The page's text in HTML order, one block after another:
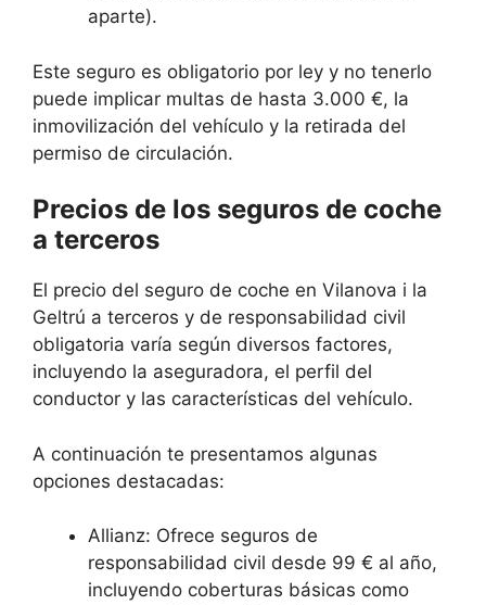
aparte).
Este seguro es obligatorio por ley y no tenerlo
puede implicar multas de hasta 3.000 €, la
inmovilización del vehículo y la retirada del
permiso de circulación.
Precios de los seguros de coche
a terceros
El precio del seguro de coche en Vilanova i la
Geltrú a terceros y de responsabilidad civil
obligatoria varía según diversos factores,
incluyendo la aseguradora, el perfil del
conductor y las características del vehículo.
A continuación te presentamos algunas
opciones destacadas:
Allianz: Ofrece seguros de
responsabilidad civil desde 99 € al año,
incluyendo coberturas básicas como